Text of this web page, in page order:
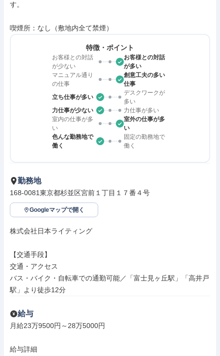
す。
喫煙所：なし（敷地内全て禁煙）
特徴・ポイント
お客様との対話
が少ない
お客様との対話
が多い
マニュアル通り
の仕事
創意工夫の多い
仕事
立ち仕事が多い
デスクワークが
多い
力仕事が少ない
力仕事が多い
室内の仕事が多
い
室外の仕事が多
い
色んな勤務地で
働く
固定の勤務地で
働く
勤務地
168-0081東京都杉並区宮前１丁目１７番４号
Googleマップで開く
株式会社日本ライティング
【交通手段】
交通・アクセス
バス・バイク・自転車での通勤可能／「富士見ヶ丘駅」「高井戸
駅」より徒歩12分
給与
月給23万9500円～28万5000円
給与詳細